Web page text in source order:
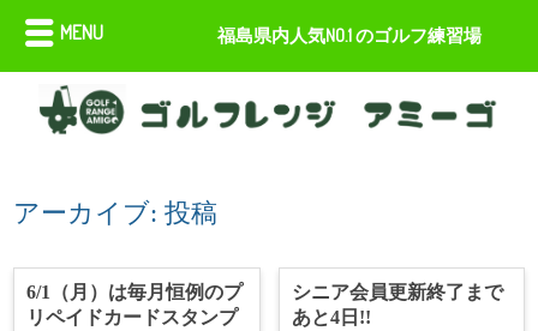
アーカイブ:投稿
6/1（月）は毎月恒例のプ
リペイドカードスタンプ
シニア会員更新終了まで
あと4日!!
MENU 福島県内人気NO.1 のゴルフ練習場